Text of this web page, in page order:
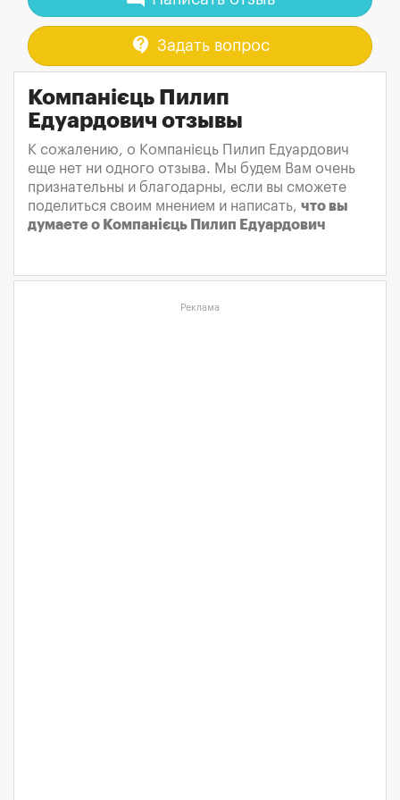
contact_support Задать вопрос
Компанієць Пилип
Едуардович отзывы
К сожалению, о Компанієць Пилип Едуардович
еще нет ни одного отзыва. Мы будем Вам очень
признательны и благодарны, если вы сможете
поделиться своим мнением и написать, что вы
думаете о Компанієць Пилип Едуардович
Реклама